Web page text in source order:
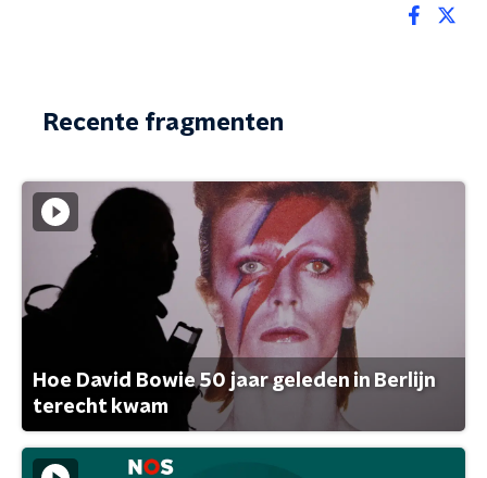
Recente fragmenten
Hoe David Bowie 50 jaar geleden in Berlijn
terecht kwam